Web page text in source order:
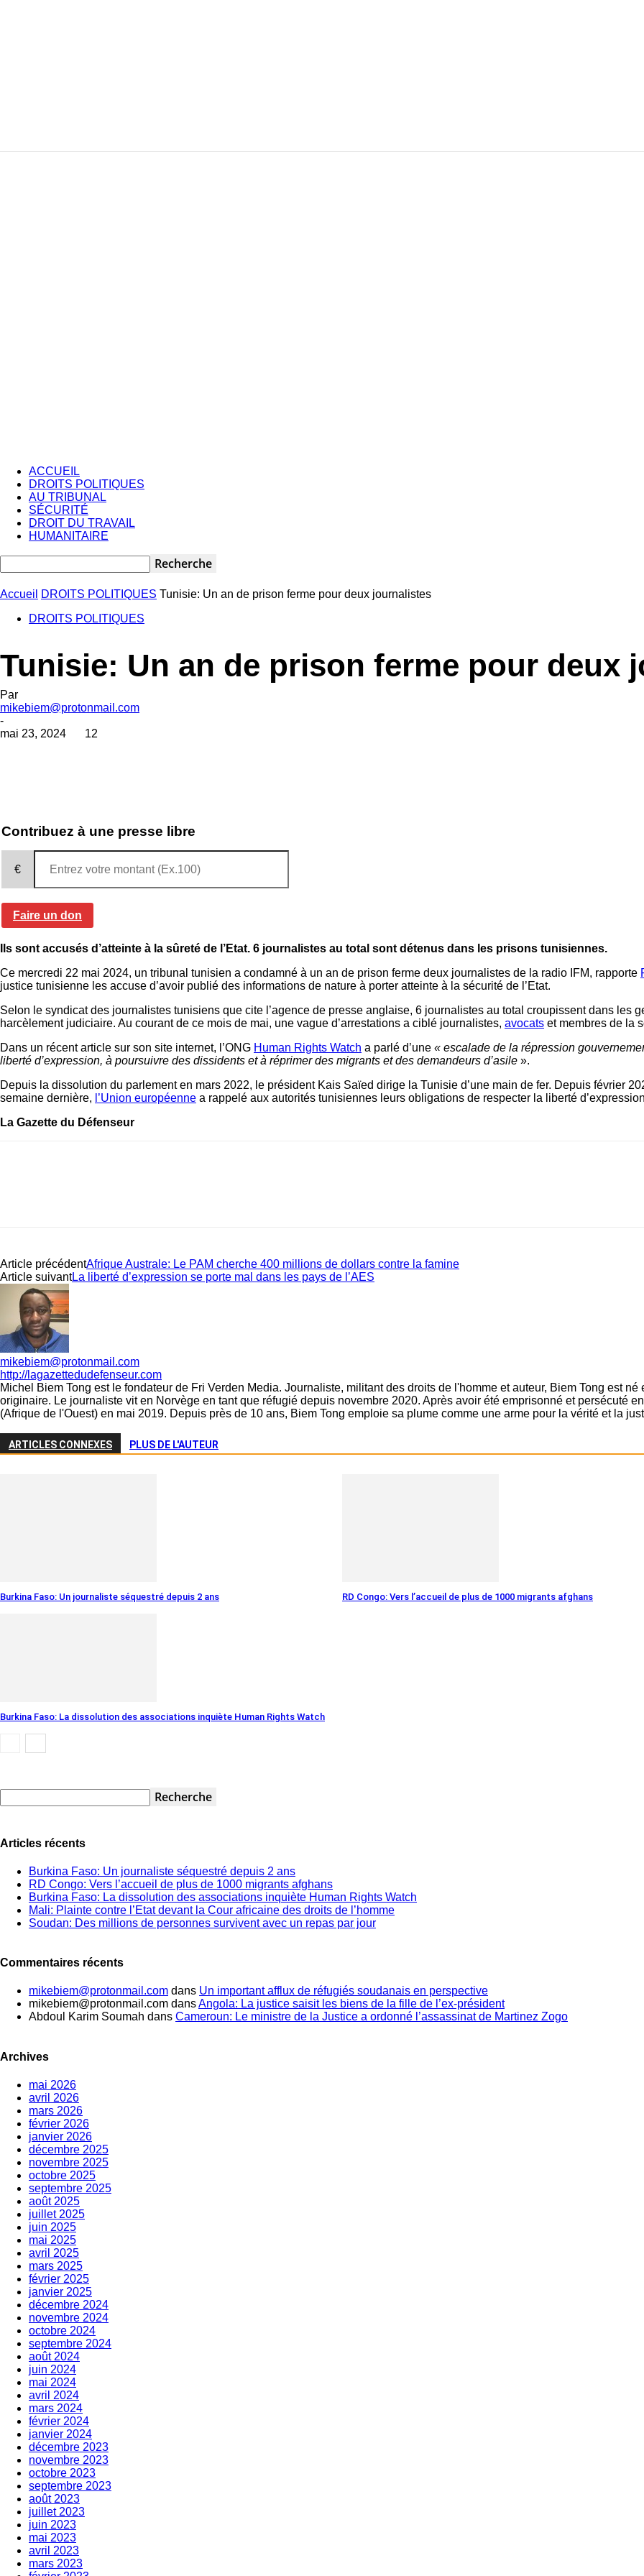
ACCUEIL
DROITS POLITIQUES
AU TRIBUNAL
SÉCURITÉ
DROIT DU TRAVAIL
HUMANITAIRE
Accueil DROITS POLITIQUES Tunisie: Un an de prison ferme pour deux journalistes
DROITS POLITIQUES
Tunisie: Un an de prison ferme pour deux
Par
mikebiem@protonmail.com
-
mai 23, 2024
12
Contribuez à une presse libre
€
Faire un don
Ils sont accusés d’atteinte à la sûreté de l’Etat. 6 journalistes au total sont détenus dans les prisons tunisiennes.
Ce mercredi 22 mai 2024, un tribunal tunisien a condamné à un an de prison ferme deux journalistes de la radio IFM, rapporte
justice tunisienne les accuse d’avoir publié des informations de nature à porter atteinte à la sécurité de l’Etat.
Selon le syndicat des journalistes tunisiens que cite l’agence de presse anglaise, 6 journalistes au total croupissent dans les
harcèlement judiciaire. Au courant de ce mois de mai, une vague d’arrestations a ciblé journalistes, avocats et membres de la
Dans un récent article sur son site internet, l’ONG Human Rights Watch a parlé d’une « escalade de la répression
liberté d’expression, à poursuivre des dissidents et à réprimer des migrants et des demandeurs d’asile ».
Depuis la dissolution du parlement en mars 2022, le président Kais Saïed dirige la Tunisie d’une main de fer. Depuis février
semaine dernière, l’Union européenne a rappelé aux autorités tunisiennes leurs obligations de respecter la liberté
La Gazette du Défenseur
Article précédentAfrique Australe: Le PAM cherche 400 millions de dollars contre la famine
Article suivantLa liberté d’expression se porte mal dans les pays de l’AES
mikebiem@protonmail.com
http://lagazettedudefenseur.com
Michel Biem Tong est le fondateur de Fri Verden Media. Journaliste, militant des droits de l'homme et auteur, Biem Tong est
originaire. Le journaliste vit en Norvège en tant que réfugié depuis novembre 2020. Après avoir été emprisonné et persécuté
(Afrique de l'Ouest) en mai 2019. Depuis près de 10 ans, Biem Tong emploie sa plume comme une arme pour la vérité et la
ARTICLES CONNEXES PLUS DE L'AUTEUR
Burkina Faso: Un journaliste séquestré depuis 2 ans RD Congo: Vers l’accueil de plus de 1000 migrants afghans
Burkina Faso: La dissolution des associations inquiète Human Rights Watch
Articles récents
Burkina Faso: Un journaliste séquestré depuis 2 ans
RD Congo: Vers l’accueil de plus de 1000 migrants afghans
Burkina Faso: La dissolution des associations inquiète Human Rights Watch
Mali: Plainte contre l’Etat devant la Cour africaine des droits de l’homme
Soudan: Des millions de personnes survivent avec un repas par jour
Commentaires récents
mikebiem@protonmail.com dans Un important afflux de réfugiés soudanais en perspective
mikebiem@protonmail.com dansAngola: La justice saisit les biens de la fille de l’ex-président
Abdoul Karim Soumah dans Cameroun: Le ministre de la Justice a ordonné l’assassinat de Martinez Zogo
Archives
mai 2026
avril 2026
mars 2026
février 2026
janvier 2026
décembre 2025
novembre 2025
octobre 2025
septembre 2025
août 2025
juillet 2025
juin 2025
mai 2025
avril 2025
mars 2025
février 2025
janvier 2025
décembre 2024
novembre 2024
octobre 2024
septembre 2024
août 2024
juin 2024
mai 2024
avril 2024
mars 2024
février 2024
janvier 2024
décembre 2023
novembre 2023
octobre 2023
septembre 2023
août 2023
juillet 2023
juin 2023
mai 2023
avril 2023
mars 2023